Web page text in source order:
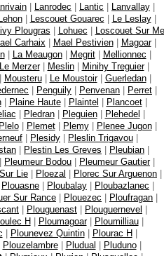
| Lanrodec | Lantic | Lanvallay |
| Lescouet Gouarec | Le Leslay|
Plougras | Lohuec | Loscouet Sur
Carhaix | Mael Pestivien| Magoar|
| La Meaugon| Megrit| Mellionnec |
Le Merzer| Meslin| Minihy Treguier|
Mousteru| Le Moustoir| Guerledan|
| Penguily | Penvenan | Perret |
| Plaine Haute| Plaintel | Plancoet|
| Pledran| Pleguien| Plehedel |
Plelo| Plemet| Plemy| Plenee Jugon|
| Plesidy | Pleslin Trigavou |
| Plestin Les Greves | Pleubian |
| Pleumeur Bodou | Pleumeur Gautier|
Lie | Ploezal | Plorec Sur Arguenon |
Plouasne | Ploubalay | Ploubazlanec |
Sur Rance | Plouezec | Ploufragan |
| Plouguenast | Plouguernevel |
H| Ploumagoar| Ploumilliau|
| Plounevez Quintin| Plourac H|
Plouzelambre| Pludual | Pluduno|